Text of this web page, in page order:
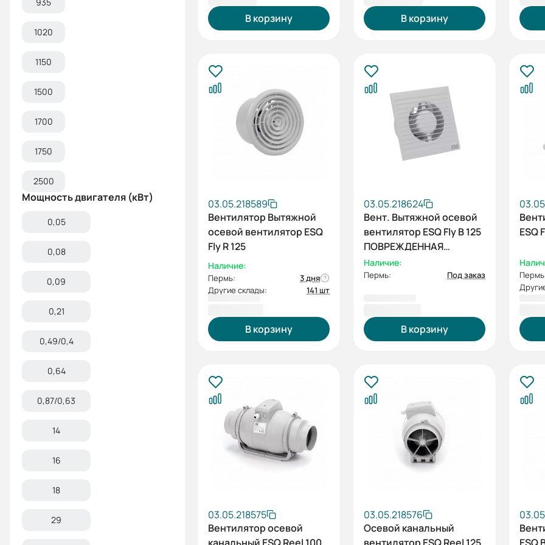
1020
1150
1500
1700
1750
2500
Мощность двигателя (кВт)
0,05
0,08
0,09
0,21
0,49/0,4
0,64
0,87/0,63
14
16
18
29
В корзину В корзину
03.05.218589
Вентилятор Вытяжной
осевой вентилятор ESQ
Fly R 125
Наличие:
Пермь:
3 дня
Другие склады:
141 шт
В корзину
03.05.218624
Вент. Вытяжной осевой
вентилятор ESQ Fly B 125
ПОВРЕЖДЕННАЯ
УПАКОВКА
Наличие:
Пермь: Под заказ
В корзину
ESQ
03.05.218575
Вентилятор осевой
03.05.218576
Осевой канальный